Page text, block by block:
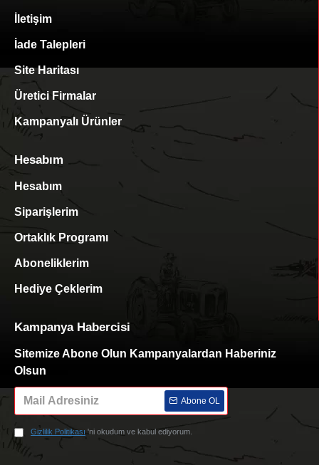
İletişim
İade Talepleri
Site Haritası
Üretici Firmalar
Kampanyalı Ürünler
Hesabım
Hesabım
Siparişlerim
Ortaklık Programı
Aboneliklerim
Hediye Çeklerim
Kampanya Habercisi
Sitemize Abone Olun Kampanyalardan Haberiniz
Olsun
Abone OL
Gizlilik Politikası 'ni okudum ve kabul ediyorum.